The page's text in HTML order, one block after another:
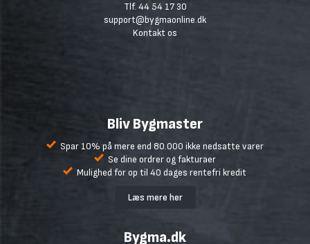
Tlf. 44 54 17 30
support@bygmaonline.dk
Kontakt os
Bliv Bygmaster
Spar 10% på mere end 80.000 ikke nedsatte varer
Se dine ordrer og fakturaer
Mulighed for op til 40 dages rentefri kredit
Læs mere her
Bygma.dk